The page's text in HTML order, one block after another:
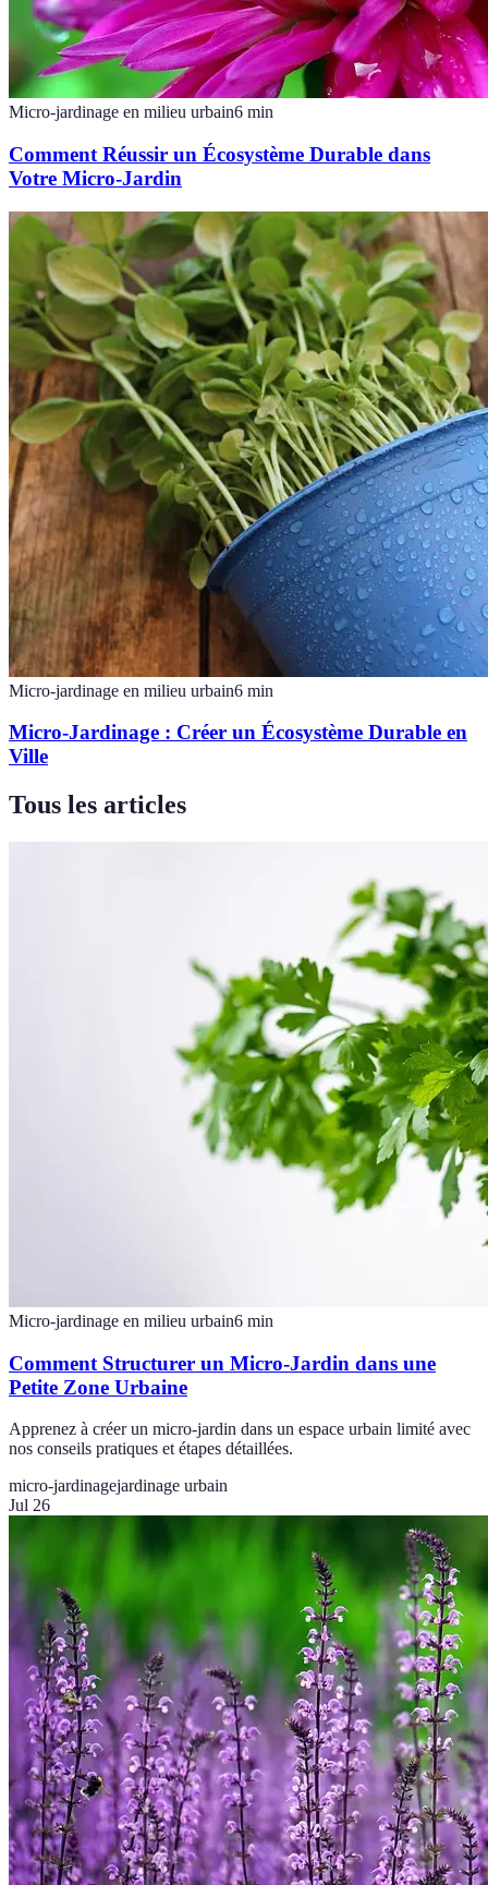
Micro-jardinage en milieu urbain6 min
Comment Réussir un Écosystème Durable dans
Votre Micro-Jardin
Micro-jardinage en milieu urbain6 min
Micro-Jardinage : Créer un Écosystème Durable en
Ville
Tous les articles
Micro-jardinage en milieu urbain6 min
Comment Structurer un Micro-Jardin dans une
Petite Zone Urbaine
Apprenez à créer un micro-jardin dans un espace urbain limité avec
nos conseils pratiques et étapes détaillées.
micro-jardinagejardinage urbain
Jul 26